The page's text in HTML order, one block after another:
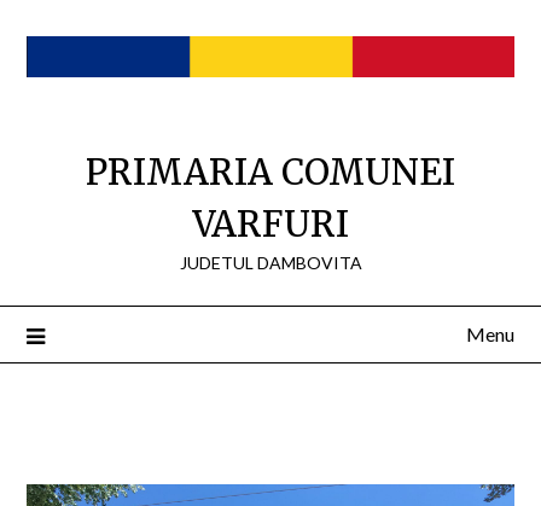
content
PRIMARIA COMUNEI
VARFURI
JUDETUL DAMBOVITA
Menu